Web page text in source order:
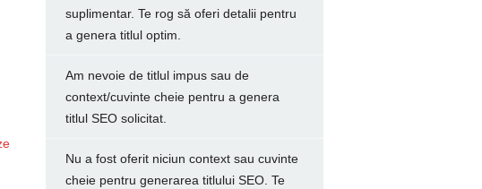
suplimentar. Te rog să oferi detalii pentru
a genera titlul optim.
Am nevoie de titlul impus sau de
context/cuvinte cheie pentru a genera
titlul SEO solicitat.
Nu a fost oferit niciun context sau cuvinte
cheie pentru generarea titlului SEO. Te